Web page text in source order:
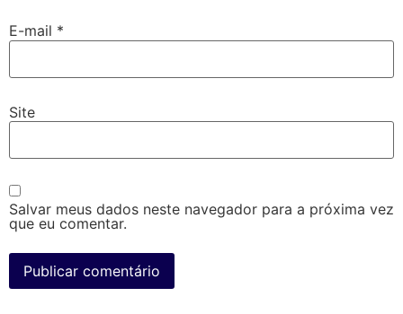
E-mail *
Site
Salvar meus dados neste navegador para a próxima vez
que eu comentar.